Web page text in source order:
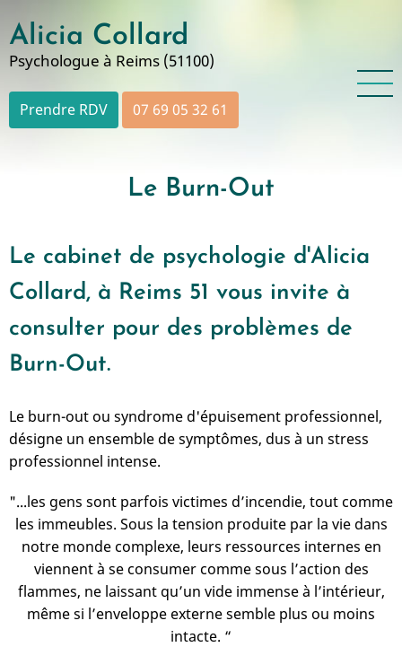
au
contenu
Alicia Collard
Psychologue à Reims (51100)
Prendre RDV 07 69 05 32 61
Le Burn-Out
Le cabinet de psychologie d'Alicia
Collard, à Reims 51 vous invite à
consulter pour des problèmes de
Burn-Out.
Le burn-out ou syndrome d'épuisement professionnel,
désigne un ensemble de symptômes, dus à un stress
professionnel intense.
"...les gens sont parfois victimes d’incendie, tout comme
les immeubles. Sous la tension produite par la vie dans
notre monde complexe, leurs ressources internes en
viennent à se consumer comme sous l’action des
flammes, ne laissant qu’un vide immense à l’intérieur,
même si l’enveloppe externe semble plus ou moins
intacte. “